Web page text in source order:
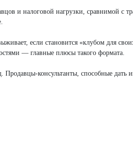
и налоговой нагрузки, сравнимой с
если становится «клубом для
— главные плюсы такого формата.
консультанты, способные дать